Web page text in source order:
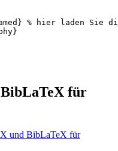
% hier laden Sie
für
und BibLaTeX für